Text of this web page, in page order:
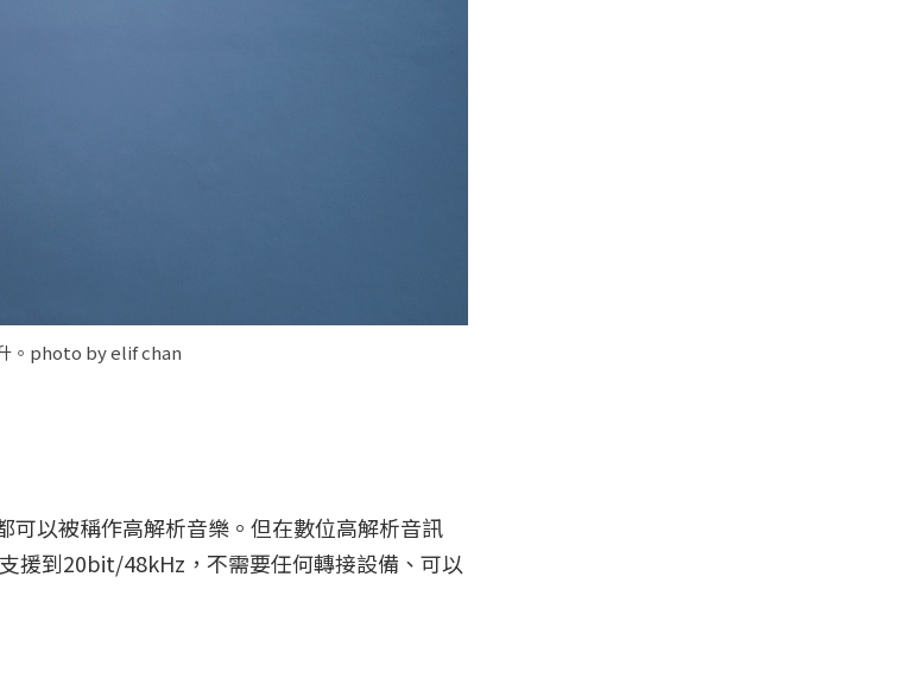
。photo by elif chan
以被稱作高解析音樂。但在數位高解析音訊
援到20bit/48kHz，不需要任何轉接設備、可以